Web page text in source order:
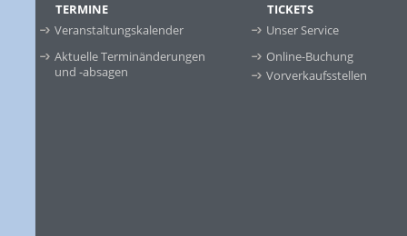
TERMINE
Veranstaltungskalender
Aktuelle Terminänderungen
und -absagen
TICKETS
Unser Service
Online-Buchung
Vorverkaufsstellen